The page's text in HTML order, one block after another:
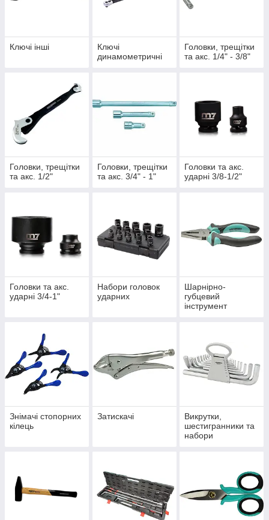
Ключі інші
Ключі
динамометричні
Головки, трещітки
та акс. 1/4" - 3/8"
Головки, трещітки
та акс. 1/2"
Головки, трещітки
та акс. 3/4" - 1"
Головки та акс.
ударні 3/8-1/2"
Головки та акс.
ударні 3/4-1"
Набори головок
ударних
Шарнірно-
губцевий
інструмент
Знімачі стопорних
кілець
Затискачі
Викрутки,
шестигранники та
набори